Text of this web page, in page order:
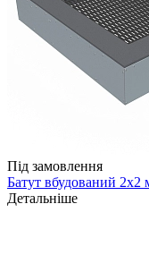
Під замовлення
Батут вбудований
Детальніше